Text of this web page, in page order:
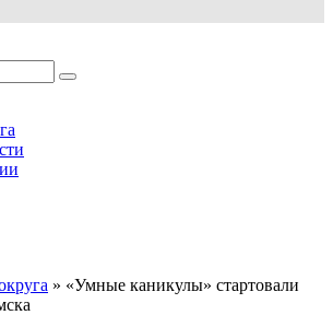
» «Умные каникулы» стартовали